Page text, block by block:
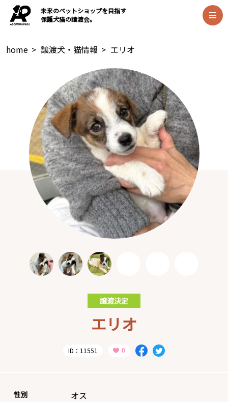
未来のペットショップを目指す
保護犬猫の譲渡会。
home > 譲渡犬・猫情報 > エリオ
譲渡決定
エリオ
ID：11551
性別 オス